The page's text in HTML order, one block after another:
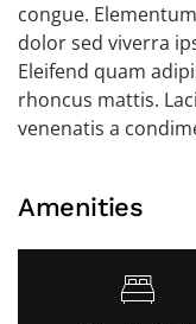
congue.
dolor sed viverra
Eleifend quam
rhoncus mattis.
venenatis a
Amenities